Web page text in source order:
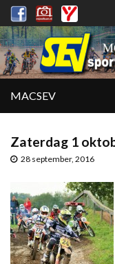
MACSEV
Zaterdag 1
28 september, 2016